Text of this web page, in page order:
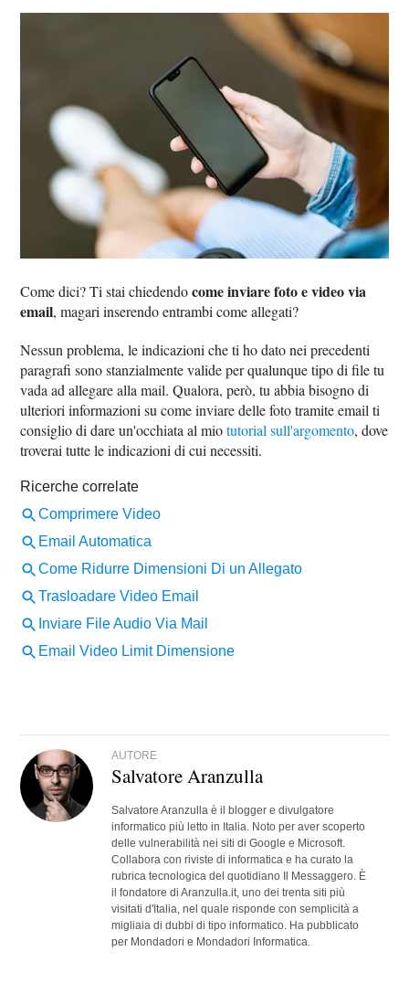
Come dici? Ti stai chiedendocome inviare foto e video via
email, magari inserendo entrambi come allegati?
Nessun problema, le indicazioni che ti ho dato nei precedenti
paragrafi sono stanzialmente valide per qualunque tipo di file tu
vada ad allegare alla mail. Qualora, però, tu abbia bisogno di
ulteriori informazioni su come inviare delle foto tramite email ti
consiglio di dare un'occhiata al miotutorial sull'argomento, dove
troverai tutte le indicazioni di cui necessiti.
AUTORE
Salvatore Aranzulla
Salvatore Aranzulla è il blogger e divulgatore
informatico più letto in Italia. Noto per aver scoperto
delle vulnerabilità nei siti di Google e Microsoft.
Collabora con riviste di informatica e ha curato la
rubrica tecnologica del quotidiano Il Messaggero. È
il fondatore di Aranzulla.it, uno dei trenta siti più
visitati d'Italia, nel quale risponde con semplicità a
migliaia di dubbi di tipo informatico. Ha pubblicato
per Mondadori e Mondadori Informatica.